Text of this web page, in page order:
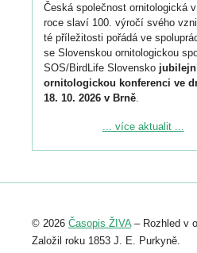
Česká společnost ornitologická
roce slaví 100. výročí svého
té příležitosti pořádá ve
se Slovenskou ornitologickou
SOS/BirdLife Slovensko
ornitologickou konferenci ve
18. 10. 2026 v Brně.
Podrobnější informace ke
Registrovat se můžete do 6. září.
abstraktu přihlášené přednášky
posteru je už 30. června.
... více aktualit ...
© 2026 Časopis ŽIVA– Rozhled v
Založil roku 1853 J. E. Purkyně.